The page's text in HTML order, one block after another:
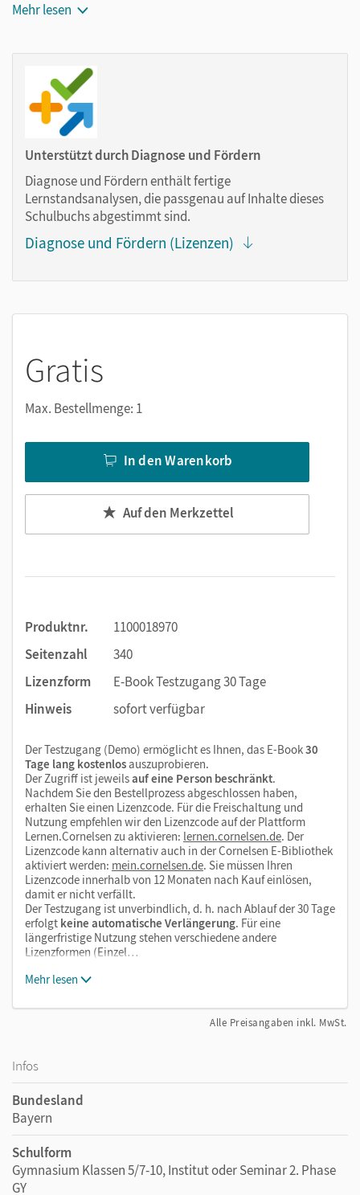
Notiz- und Markierungsmöglichkeit
Viele digitale Funktionen unterstützen das Lehren und
Lernen:
Notizen erstellen
Markierungen setzen
Lesezeichen hinzufügen
Suchen im Text
Mehr lesen
Unterstützt durch Diagnose und Fördern
Diagnose und Fördern enthält fertige
Lernstandsanalysen, die passgenau auf Inhalte dieses
Schulbuchs abgestimmt sind.
Diagnose und Fördern (Lizenzen)
Gratis
Max. Bestellmenge: 1
In den Warenkorb
Auf den Merkzettel
Produktnr.
1100018970
Seitenzahl
340
Lizenzform
E-Book Testzugang 30 Tage
Hinweis
sofort verfügbar
Der Testzugang (Demo) ermöglicht es Ihnen, das E-Book30
Tage lang kostenlosauszuprobieren.
Der Zugriff ist jeweilsauf eine Person beschränkt.
Nachdem Sie den Bestellprozess abgeschlossen haben,
erhalten Sie einen Lizenzcode. Für die Freischaltung und
Nutzung empfehlen wir den Lizenzcode auf der Plattform
Lernen.Cornelsen zu aktivieren: lernen.cornelsen.de. Der
Lizenzcode kann alternativ auch in der Cornelsen E-Bibliothek
aktiviert werden: mein.cornelsen.de. Sie müssen Ihren
Lizenzcode innerhalb von 12 Monaten nach Kauf einlösen,
damit er nicht verfällt.
Der Testzugang ist unverbindlich, d. h. nach Ablauf der 30 Tage
erfolgt keine automatische Verlängerung. Für eine
längerfristige Nutzung stehen verschiedene andere
Lizenzformen (Einzel…
Mehr lesen
Alle Preisangaben inkl. MwSt.
Infos
Bundesland
Bayern
Schulform
Gymnasium Klassen 5/7-10, Institut oder Seminar 2. Phase
GY